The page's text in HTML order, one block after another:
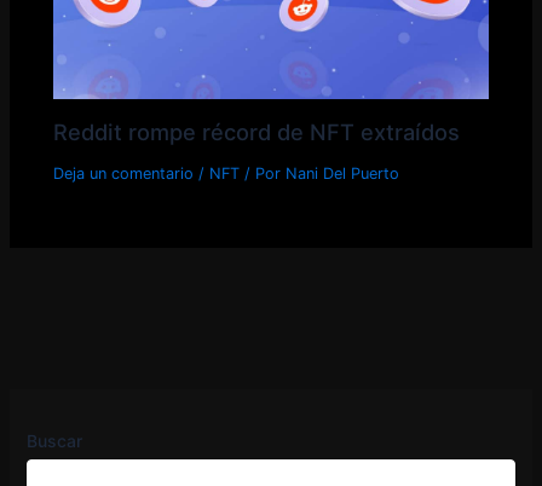
Reddit rompe récord de NFT extraídos
Deja un comentario / NFT / Por Nani Del Puerto
Buscar